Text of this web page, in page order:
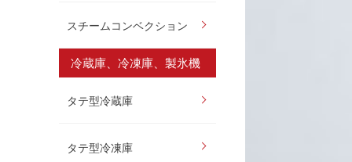
スチームコンベクション
冷蔵庫、冷凍庫、製氷機
タテ型冷蔵庫
タテ型冷凍庫